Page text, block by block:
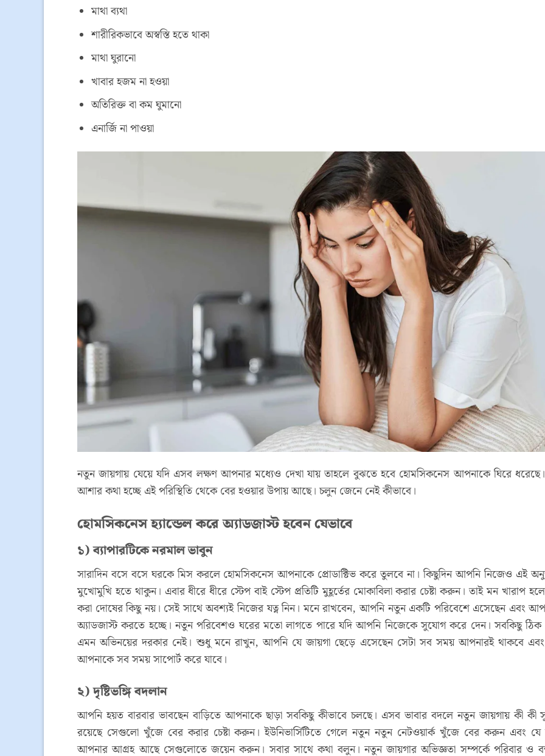
মাথা ব্যথা
শারীরিকভাবে অস্বস্তি হতে থাকা
মাথা ঘুরানো
খাবার হজম না হওয়া
অতিরিক্ত বা কম ঘুমানো
এনার্জি না পাওয়া
নতুন জায়গায় যেয়ে যদি এসব লক্ষণ আপনার মধ্যেও দেখা যায় তাহলে বুঝতে হবে হোমসিকনেস আপনাকে ঘিরে
আশার কথা হচ্ছে এই পরিস্থিতি থেকে বের হওয়ার উপায় আছে। চলুন জেনে নেই কীভাবে।
হোমসিকনেস হ্যান্ডেল করে অ্যাডজাস্ট হবেন যেভাবে
১) ব্যাপারটিকে নরমাল ভাবুন
সারাদিন বসে বসে ঘরকে মিস করলে হোমসিকনেস আপনাকে প্রোডাক্টিভ করে তুলবে না। কিছুদিন আপনি নিজেও এই
মুখোমুখি হতে থাকুন। এবার ধীরে ধীরে স্টেপ বাই স্টেপ প্রতিটি মুহূর্তের মোকাবিলা করার চেষ্টা করুন। তাই মন খারাপ হলে
করা দোষের কিছু নয়। সেই সাথে অবশ্যই নিজের যত্ন নিন। মনে রাখবেন, আপনি নতুন একটি পরিবেশে এসেছেন এবং
অ্যাডজাস্ট করতে হচ্ছে। নতুন পরিবেশও ঘরের মতো লাগতে পারে যদি আপনি নিজেকে সুযোগ করে দেন। সবকিছু
এমন অভিনয়ের দরকার নেই। শুধু মনে রাখুন, আপনি যে জায়গা ছেড়ে এসেছেন সেটা সব সময় আপনারই থাকবে এবং
আপনাকে সব সময় সাপোর্ট করে যাবে।
২) দৃষ্টিভঙ্গি বদলান
আপনি হয়ত বারবার ভাবছেন বাড়িতে আপনাকে ছাড়া সবকিছু কীভাবে চলছে। এসব ভাবার বদলে নতুন জায়গায় কী কী
রয়েছে সেগুলো খুঁজে বের করার চেষ্টা করুন। ইউনিভার্সিটিতে গেলে নতুন নতুন নেটওয়ার্ক খুঁজে বের করুন এবং যে
আপনার আগ্রহ আছে সেগুলোতে জয়েন করুন। সবার সাথে কথা বলুন। নতুন জায়গার অভিজ্ঞতা সম্পর্কে পরিবার ও